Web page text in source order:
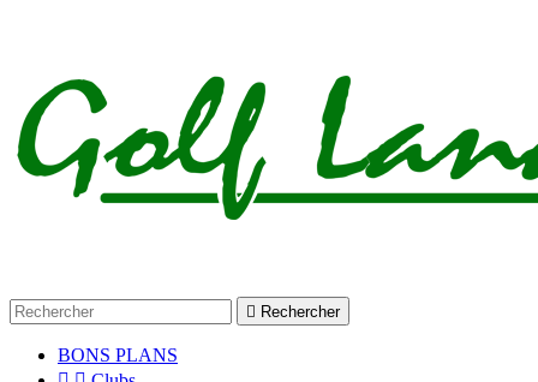
 Rechercher
BONS PLANS